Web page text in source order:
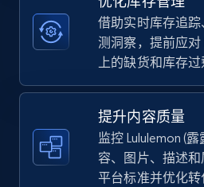
5.4K+ 668+
TikTok Shop - Collect
by keywords search
URL, Title, Available,
price, Final price, Discount
借助实时库存追
测洞察，提前应对
上的缺货和库存过
提升内容质量
监控 Lululemon (
容、图片、描述
平台标准并优化转